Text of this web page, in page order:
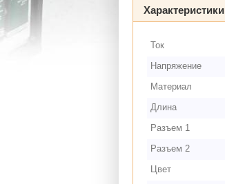
Характеристики
Ток
Напряжение
Материал
Длина
Разъем 1
Разъем 2
Цвет